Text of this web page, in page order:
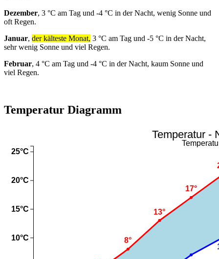
Dezember, 3 °C am Tag und -4 °C in der Nacht, wenig Sonne und
oft Regen.
Januar, der kälteste Monat, 3 °C am Tag und -5 °C in der Nacht,
sehr wenig Sonne und viel Regen.
Februar, 4 °C am Tag und -4 °C in der Nacht, kaum Sonne und
viel Regen.
Temperatur Diagramm